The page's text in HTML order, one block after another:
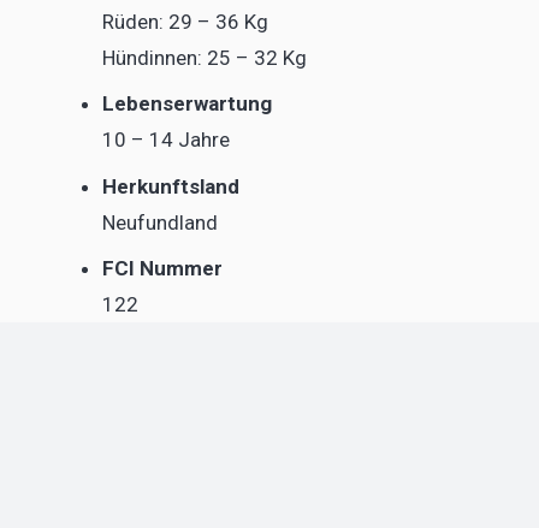
Rüden: 29 – 36 Kg
Hündinnen: 25 – 32 Kg
Lebenserwartung
10 – 14 Jahre
Herkunftsland
Neufundland
FCI Nummer
122